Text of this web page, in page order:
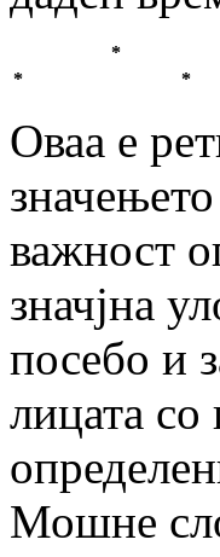
*
*
*
Оваа е
важност
значјна
посебо и
лицата со
Мошне